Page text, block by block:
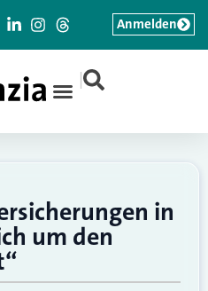
|
Anmelden
in
um den